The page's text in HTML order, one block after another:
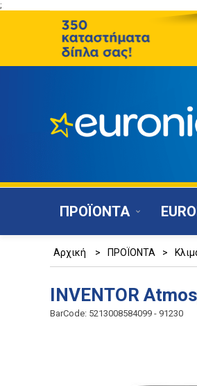
;
ΠΡΟΪΟΝΤΑ
Αρχική > ΠΡΟΪΟΝΤΑ >
INVENTOR
BarCode: 5213008584099 - 91230